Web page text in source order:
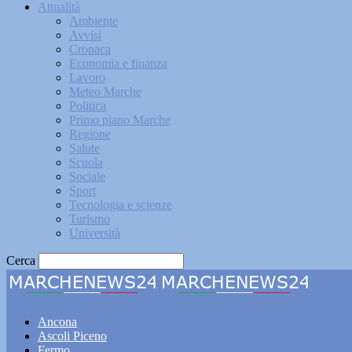
Attualità
Ambiente
Avvisi
Cronaca
Economia e finanza
Lavoro
Meteo Marche
Politica
Primo piano Marche
Regione
Salute
Scuola
Sociale
Sport
Tecnologia e scienze
Turismo
Università
Cerca
Ancona
Ascoli Piceno